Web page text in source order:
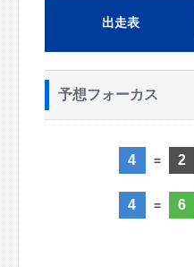
出走表
予想フォーカス
4 = 2
4 = 6